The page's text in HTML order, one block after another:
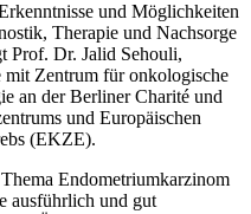
und Möglichkeiten
Therapie und Nachsorge
Prof. Dr. Jalid Sehouli,
Zentrum für onkologische
an der Berliner Charité und
und Europäischen
(EKZE).
Endometriumkarzinom
ausführlich und gut